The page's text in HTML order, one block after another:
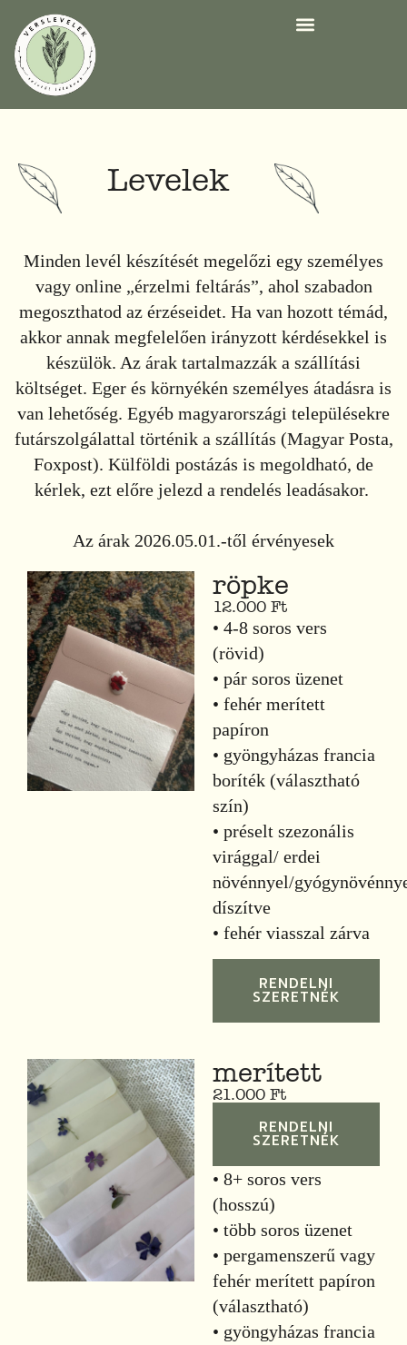
Levelek
Minden levél készítését megelőzi egy személyes
vagy online „érzelmi feltárás”, ahol szabadon
megoszthatod az érzéseidet. Ha van hozott témád,
akkor annak megfelelően irányzott kérdésekkel is
készülök. Az árak tartalmazzák a szállítási
költséget. Eger és környékén személyes átadásra is
van lehetőség. Egyéb magyarországi településekre
futárszolgálattal történik a szállítás (Magyar Posta,
Foxpost). Külföldi postázás is megoldható, de
kérlek, ezt előre jelezd a rendelés leadásakor.
Az árak 2026.05.01.-től érvényesek
röpke
12.000 Ft
• 4-8 soros vers
(rövid)
• pár soros üzenet
• fehér merített
papíron
• gyöngyházas francia
boríték (választható
szín)
• préselt szezonális
virággal/ erdei
növénnyel/
díszítve
• fehér viasszal zárva
RENDELNI
SZERETNÉK
merített
21.000 Ft
RENDELNI
SZERETNÉK
• 8+ soros vers
(hosszú)
• több soros üzenet
• pergamenszerű vagy
fehér merített papíron
(választható)
• gyöngyházas francia